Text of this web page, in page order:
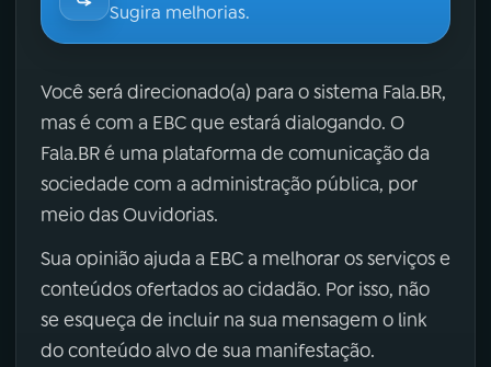
Sugira melhorias.
Você será direcionado(a) para o sistema Fala.BR,
mas é com a EBC que estará dialogando. O
Fala.BR é uma plataforma de comunicação da
sociedade com a administração pública, por
meio das Ouvidorias.
Sua opinião ajuda a EBC a melhorar os serviços e
conteúdos ofertados ao cidadão. Por isso, não
se esqueça de incluir na sua mensagem o link
do conteúdo alvo de sua manifestação.